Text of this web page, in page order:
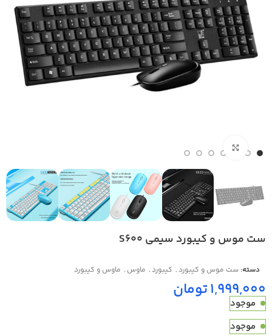
بزرگنمایی تصویر
ست موس و کیبورد سیمی S600
دسته: ست موس و کیبورد, کیبورد, ماوس , ماوس و ﮐﯿﺒﻮرد
تومان
موجود
موجود